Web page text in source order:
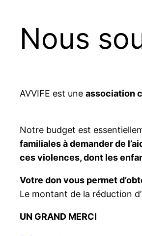
Nous
AVVIFE est une association
Notre budget est
familiales à demander de
ces violences, dont les
Votre don vous permet
Le montant de la réduction
UN GRAND MERCI